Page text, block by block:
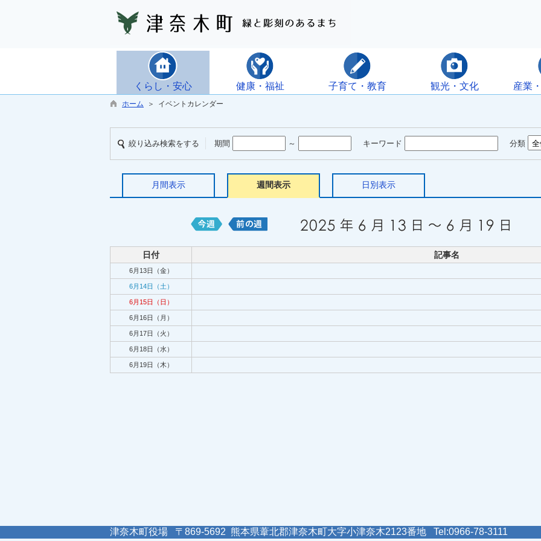
くらし・安心 健康・福祉 子育て・教育 観光・文化 産業
ホーム ＞ イベントカレンダー
絞り込み検索をする 期間 ～ キーワード 分類
月間表示 週間表示 日別表示
日付 記事名
6月13日（金）
6月14日（土）
6月15日（日）
6月16日（月）
6月17日（火）
6月18日（水）
6月19日（木）
津奈木町役場 〒869-5692 熊本県葦北郡津奈木町大字小津奈木2123番地 Tel:0966-78-3111